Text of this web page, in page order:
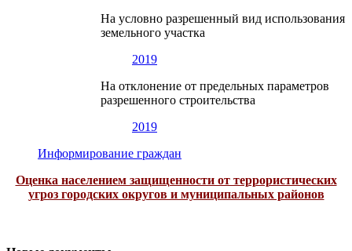
На условно разрешенный вид использования
земельного участка
2019
На отклонение от предельных параметров
разрешенного строительства
2019
Информирование граждан
Оценка населением защищенности от террористических
угроз городских округов и муниципальных районов